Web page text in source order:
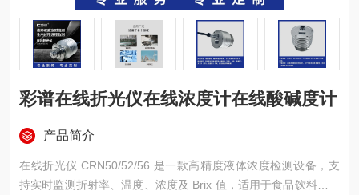
彩谱在线折光仪在线浓度计在线酸碱度计
产品简介
在线折光仪 CRN50/52/56 是一款高精度液体浓度检测设备，支
持实时监测折射率、温度、浓度及 Brix 值，适用于食品饮料、金